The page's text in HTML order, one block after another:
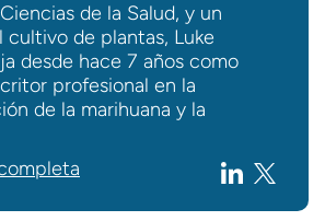
de la Salud, y un
cultivo de plantas, Luke
desde hace 7 años como
profesional en la
de la marihuana y la